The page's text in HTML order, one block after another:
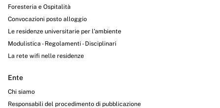
Foresteria e Ospitalità
Convocazioni posto alloggio
Le residenze universitarie per l’ambiente
Modulistica - Regolamenti - Disciplinari
La rete wifi nelle residenze
Ente
Chi siamo
Responsabili del procedimento di pubblicazione